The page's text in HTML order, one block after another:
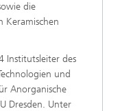
die
Keramischen
Institutsleiter des
und
Anorganische
Dresden. Unter